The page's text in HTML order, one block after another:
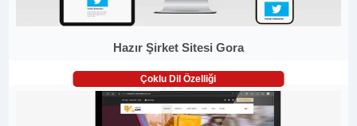
Hazır Şirket Sitesi Gora
Çoklu Dil Özelliği